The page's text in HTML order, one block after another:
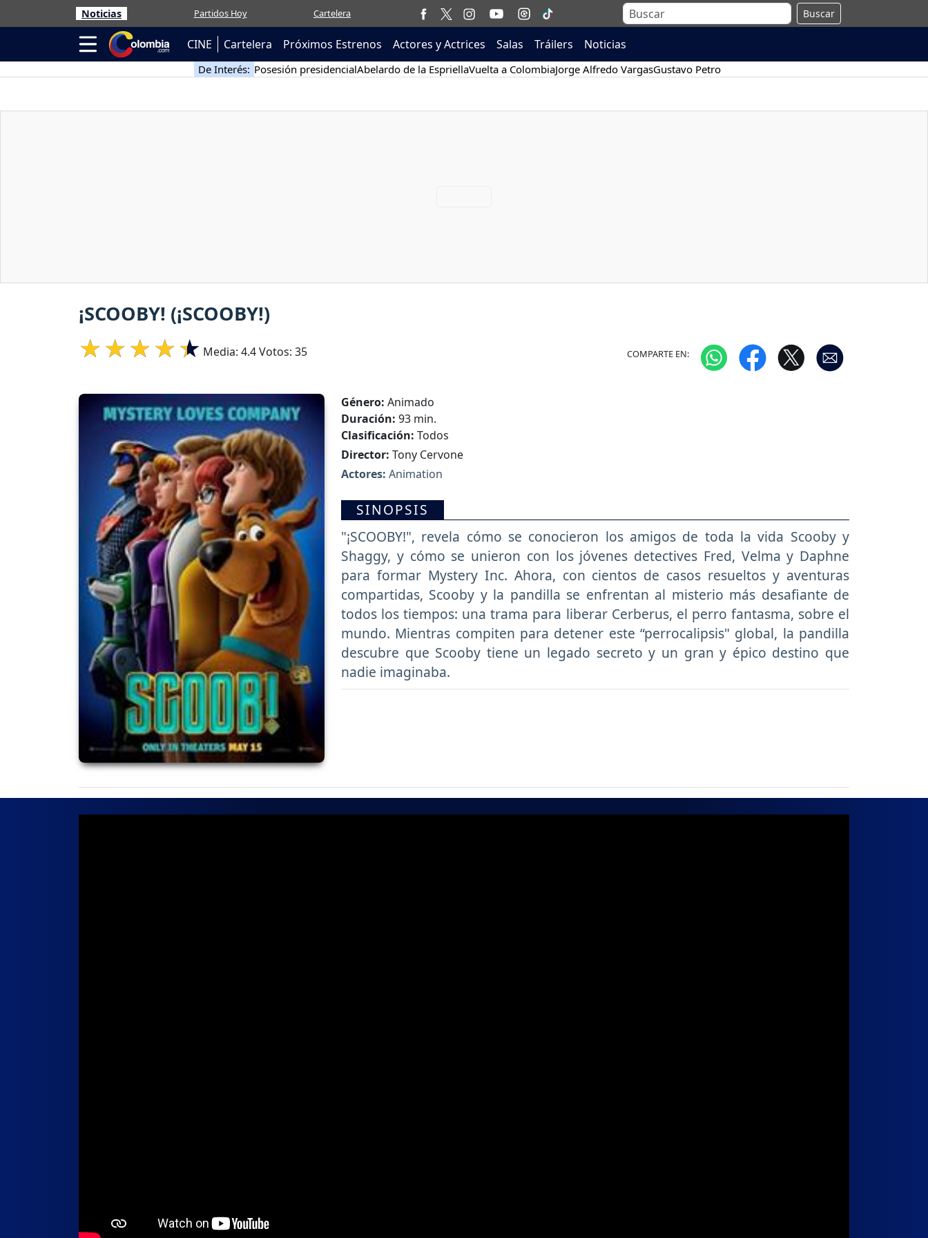
Noticias Partidos Hoy Cartelera Buscar
CINE Cartelera Próximos Estrenos Actores y Actrices Salas Tráilers Noticias
De Interés: Posesión presidencialAbelardo de la EspriellaVuelta a ColombiaJorge Alfredo VargasGustavo Petro
¡SCOOBY! (¡SCOOBY!)
Media: 4.4Votos: 35 COMPARTE EN:
Género: Animado
Duración: 93 min.
Clasificación: Todos
Director: Tony Cervone
Actores: Animation
SINOPSIS
"¡SCOOBY!", revela cómo se conocieron los amigos de toda la vida Scooby y
Shaggy, y cómo se unieron con los jóvenes detectives Fred, Velma y Daphne
para formar Mystery Inc. Ahora, con cientos de casos resueltos y aventuras
compartidas, Scooby y la pandilla se enfrentan al misterio más desafiante de
todos los tiempos: una trama para liberar Cerberus, el perro fantasma, sobre el
mundo. Mientras compiten para detener este “perrocalipsis" global, la pandilla
descubre que Scooby tiene un legado secreto y un gran y épico destino que
nadie imaginaba.